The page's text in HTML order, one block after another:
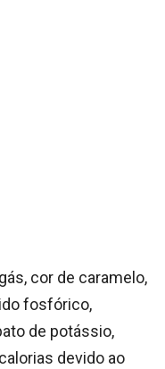
cor de caramelo,
fosfórico,
de potássio,
devido ao